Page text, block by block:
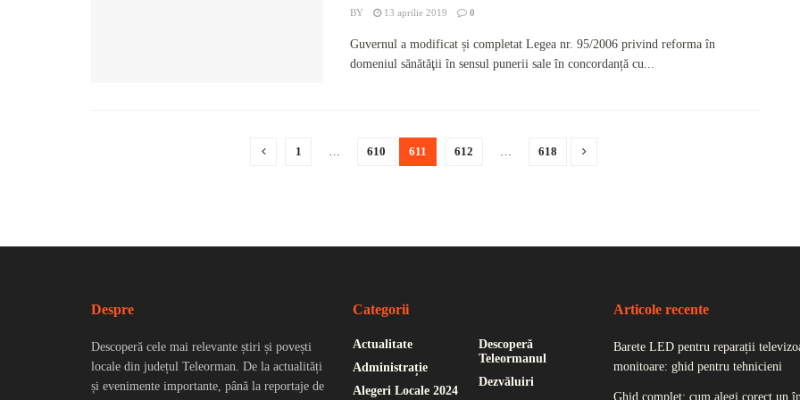
BY 13 aprilie 2019 0
Guvernul a modificat și completat Legea nr. 95/2006 privind reforma în
domeniul sănătăţii în sensul punerii sale în concordanță cu...
1 … 610 611 612 … 618
Despre
Descoperă cele mai relevante știri și povești
locale din județul Teleorman. De la actualități
și evenimente importante, până la reportaje de
Categorii
Actualitate
Administrație
Alegeri Locale 2024
Descoperă
Teleormanul
Dezvăluiri
Articole recente
Barete LED pentru reparații
monitoare: ghid pentru tehnicieni
Ghid complet: cum alegi corect un